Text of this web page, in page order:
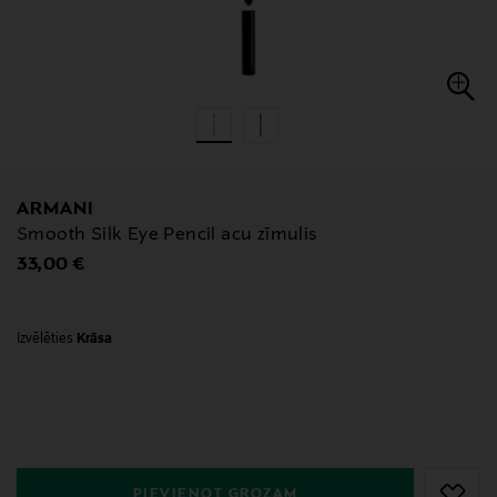
ARMANI
Smooth Silk Eye Pencil acu zīmulis
Original Price
33,00 €
Izvēlēties Krāsa